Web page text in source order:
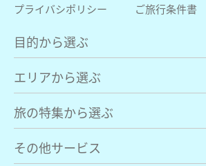
プライバシポリシー
ご旅行条件書
目的から選ぶ
エリアから選ぶ
旅の特集から選ぶ
その他サービス